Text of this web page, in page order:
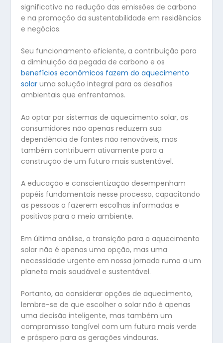
significativo na redução das emissões de carbono
e na promoção da sustentabilidade em residências
e negócios.
Seu funcionamento eficiente, a contribuição para
a diminuição da pegada de carbono e os
benefícios econômicos fazem do aquecimento
solar uma solução integral para os desafios
ambientais que enfrentamos.
Ao optar por sistemas de aquecimento solar, os
consumidores não apenas reduzem sua
dependência de fontes não renováveis, mas
também contribuem ativamente para a
construção de um futuro mais sustentável.
A educação e conscientização desempenham
papéis fundamentais nesse processo, capacitando
as pessoas a fazerem escolhas informadas e
positivas para o meio ambiente.
Em última análise, a transição para o aquecimento
solar não é apenas uma opção, mas uma
necessidade urgente em nossa jornada rumo a um
planeta mais saudável e sustentável.
Portanto, ao considerar opções de aquecimento,
lembre-se de que escolher o solar não é apenas
uma decisão inteligente, mas também um
compromisso tangível com um futuro mais verde
e próspero para as gerações vindouras.